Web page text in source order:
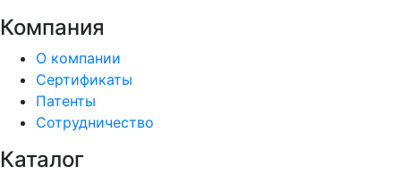
Компания
О компании
Сертификаты
Патенты
Сотрудничество
Каталог